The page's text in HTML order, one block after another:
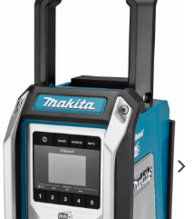
Toevoegen
verlanglijst